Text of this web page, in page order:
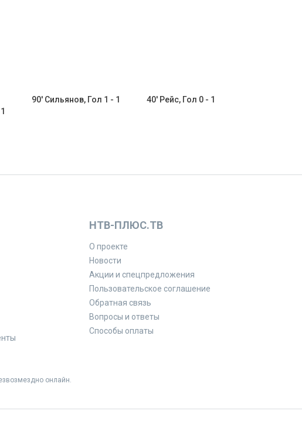
90' Сильянов, Гол 1 - 1 40' Рейс, Гол 0 - 1
НТВ-ПЛЮС.ТВ
О проекте
Новости
Акции и спецпредложения
Пользовательское соглашение
Обратная связь
Вопросы и ответы
Способы оплаты
онлайн.